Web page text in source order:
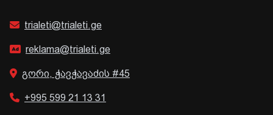
trialeti@trialeti.ge
reklama@trialeti.ge
გორი, ჭავჭავაძის #45
+995 599 21 13 31